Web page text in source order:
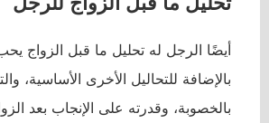
أيضًا الرجل له تحليل ما قبل الزواج يحب
بالإضافة للتحاليل الأخرى الأساسية،
بالخصوبة، وقدرته على الإنجاب بعد